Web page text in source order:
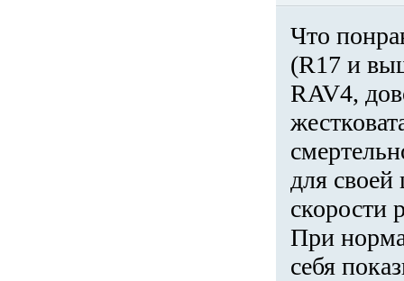
Что
(R17 и
RAV4,
для
скорости
При
себя